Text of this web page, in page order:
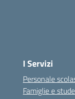
I Servizi
Personale
Famiglie e